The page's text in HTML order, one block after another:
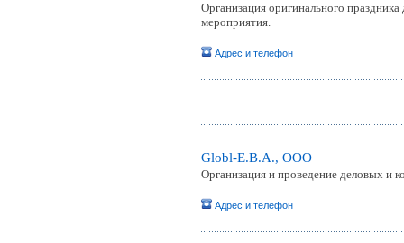
Организация оригинального
мероприятия.
Адрес и телефон
Globl-E.B.A., ООО
Организация и проведение деловых и
Адрес и телефон